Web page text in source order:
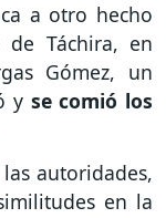
a otro hecho
Táchira, en
Gómez, un
y se comió los
autoridades,
en la